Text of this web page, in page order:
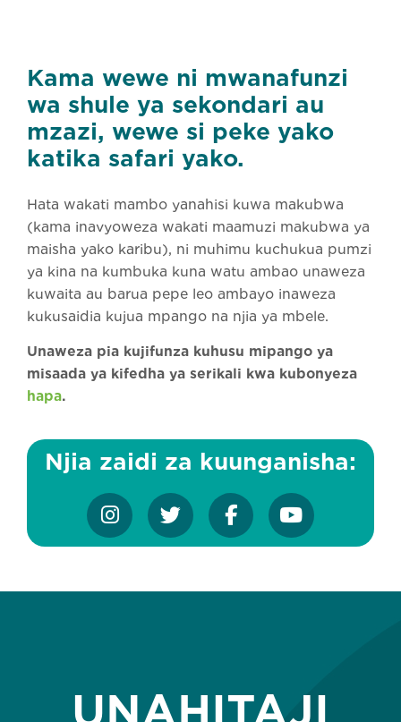
Kama wewe ni mwanafunzi
wa shule ya sekondari au
mzazi, wewe si peke yako
katika safari yako.
Hata wakati mambo yanahisi kuwa makubwa
(kama inavyoweza wakati maamuzi makubwa ya
maisha yako karibu), ni muhimu kuchukua pumzi
ya kina na kumbuka kuna watu ambao unaweza
kuwaita au barua pepe leo ambayo inaweza
kukusaidia kujua mpango na njia ya mbele.
Unaweza pia kujifunza kuhusu mipango ya
misaada ya kifedha ya serikali kwa kubonyeza
hapa.
Njia zaidi za kuunganisha:
UNAHITAJI